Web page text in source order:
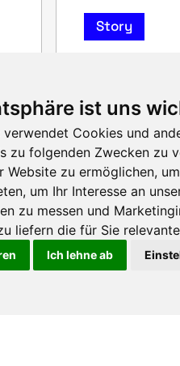
ist uns
verwendet Cookies und
zu folgenden Zwecken zu
Website zu ermöglichen,
, um Ihr Interesse an
zu messen und
liefern die für Sie
Ich lehne ab
Story
Hydrogen
2025
1. Messetag –
Wasserstoff als
Forschung trifft